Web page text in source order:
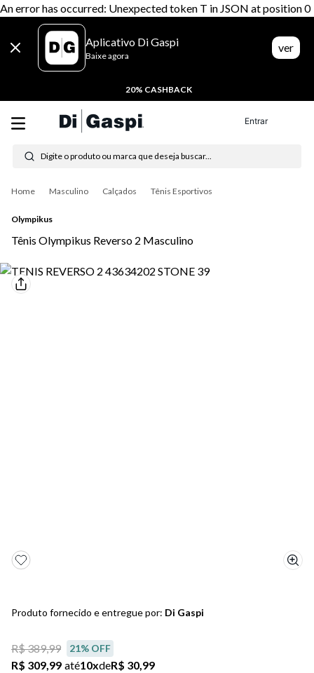
An error has occurred: Unexpected token T in JSON at position 0
Aplicativo Di Gaspi
Baixe agora
ver
20% CASHBACK
Entrar
Digite o produto ou marca que deseja buscar...
Masculino Calçados Tênis Esportivos
Olympikus
Tênis Olympikus Reverso 2 Masculino
Produto fornecido e entregue por: Di Gaspi
R$ 389,99 21% OFF
R$ 309,99 até10xdeR$ 30,99
Termos mais buscados
1º tênis feminino
4º tênis masculino